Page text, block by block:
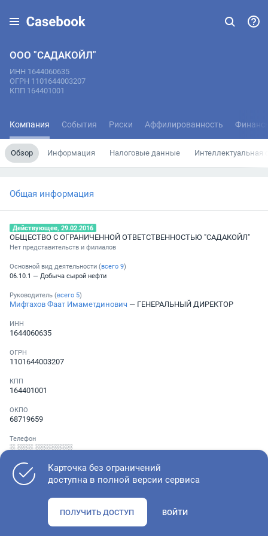
ООО "САДАКОЙЛ"
ИНН 1644060635
ОГРН 1101644003207
КПП 164401001
Компания События Риски Аффилированность
Обзор Информация Налоговые данные Интеллектуальная
Общая информация
Действующее, 29.02.2016
ОБЩЕСТВО С ОГРАНИЧЕННОЙ ОТВЕТСТВЕННОСТЬЮ "САДАКОЙЛ"
Нет представительств и филиалов
Основной вид деятельности (всего 9)
06.10.1 — Добыча сырой нефти
Руководитель (всего 5)
Мифтахов Фаат Имаметдинович — ГЕНЕРАЛЬНЫЙ ДИРЕКТОР
ИНН
1644060635
ОГРН
1101644003207
КПП
164401001
ОКПО
68719659
Телефон
░ ░░░ ░░░░░░░
Проверьте учредительные документы, адрес регистрации и
Карточка без ограничений
доступна в полной версии сервиса
ПОЛУЧИТЬ ДОСТУП ВОЙТИ